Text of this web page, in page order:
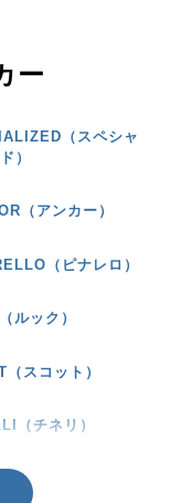
ー
（スペシャ
）
（アンカー）
（ピナレロ）
ルック）
（スコット）
（チネリ）